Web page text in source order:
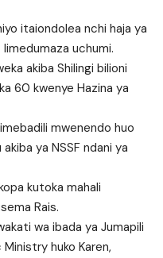
itaiondolea nchi haja ya
uchumi.
akiba Shilingi bilioni
60 kwenye Hazina ya
mwenendo huo
ya NSSF ndani ya
kutoka mahali
Rais.
wa ibada ya Jumapili
huko Karen,